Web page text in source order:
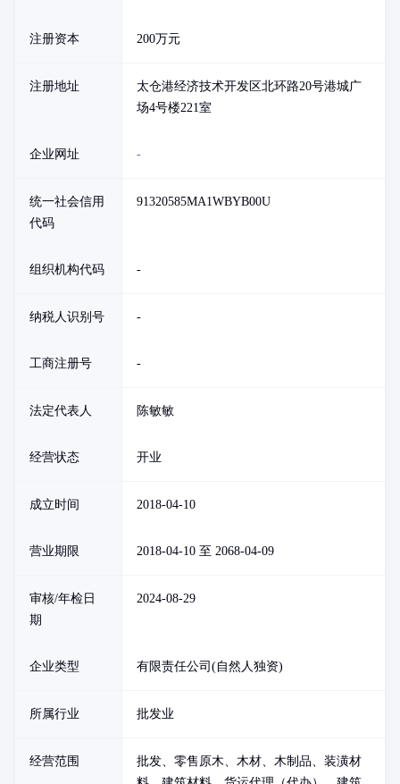
注册资本 200万元
注册地址
太仓港经济技术开发区北环路20号港城广
场4号楼221室
企业网址 -
统一社会信用
代码
91320585MA1WBYB00U
组织机构代码 -
纳税人识别号 -
工商注册号 -
法定代表人 陈敏敏
经营状态 开业
成立时间 2018-04-10
营业期限 2018-04-10 至 2068-04-09
审核/年检日
期
2024-08-29
企业类型 有限责任公司(自然人独资)
所属行业 批发业
经营范围
批发、零售原木、木材、木制品、装潢材